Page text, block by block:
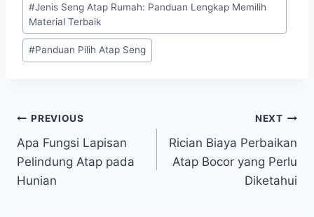
#Jenis Seng Atap Rumah: Panduan Lengkap Memilih
Material Terbaik
#Panduan Pilih Atap Seng
PREVIOUS
Apa Fungsi Lapisan
Pelindung Atap pada
Hunian
NEXT
Rician Biaya Perbaikan
Atap Bocor yang Perlu
Diketahui